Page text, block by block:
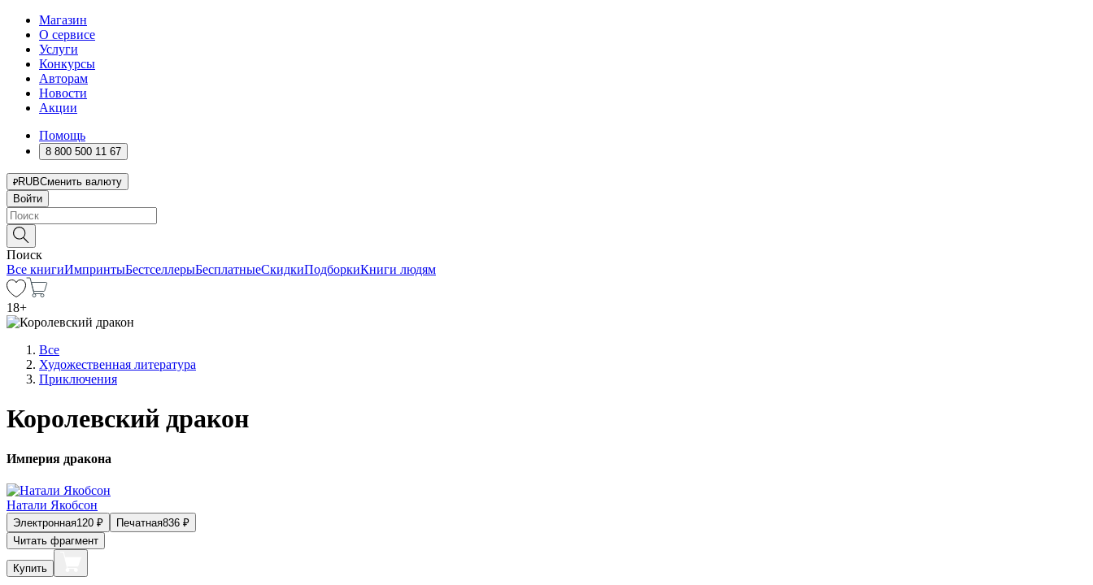
Магазин
О сервисе
Услуги
Конкурсы
Авторам
Новости
Акции
Помощь
8 800 500 11 67
RUBСменить валюту
Войти
Поиск
Все книгиИмпринтыБестселлерыБесплатныеСкидкиПодборкиКниги людям
18+
Все
Художественная литература
Приключения
Королевский дракон
Империя дракона
Натали Якобсон
Электронная120 ₽ Печатная836 ₽
Читать фрагмент
Купить